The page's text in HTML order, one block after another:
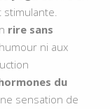
rire sans
ni aux
du
sensation de